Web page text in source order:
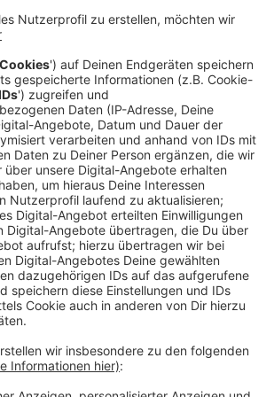
aus, dass es an dem weißen
Firma will die Markierungen Ende
Anfang Juni neu aufbringen – und
Material und eine andere Methode
Jahr war es nötig gewesen,
erneut auf die Fahrbahn
sich die Farbe auflöste.